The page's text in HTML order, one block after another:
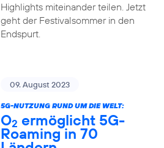
Highlights miteinander teilen. Jetzt
geht der Festivalsommer in den
Endspurt.
09. August 2023
5G-NUTZUNG RUND UM DIE WELT:
O2 ermöglicht 5G-
Roaming in 70